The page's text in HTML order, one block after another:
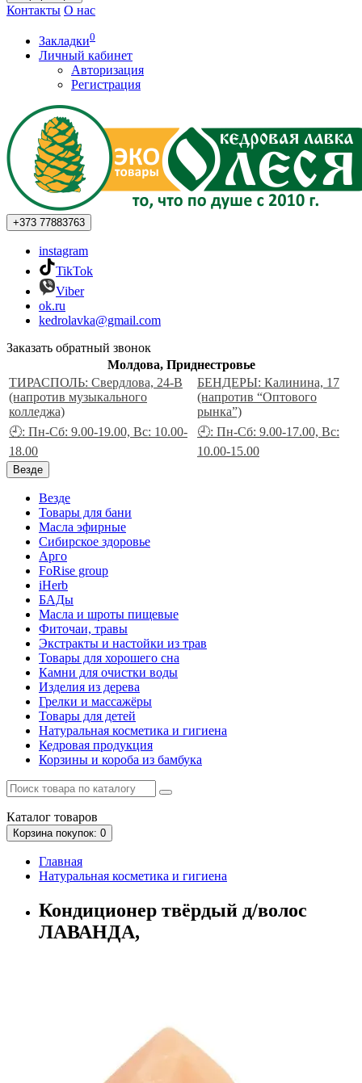
Контакты О нас
Закладки0
Личный кабинет
Авторизация
Регистрация
+373 77883763
instagram
TikTok
Viber
ok.ru
kedrolavka@gmail.com
Заказать обратный звонок
Молдова, Приднестровье
ТИРАСПОЛЬ: Свердлова, 24-В
(напротив музыкального
колледжа)
БЕНДЕРЫ: Калинина, 17
(напротив “Оптового
рынка”)
🕘: Пн-Сб: 9.00-19.00, Вс: 10.00-
18.00
🕘: Пн-Сб: 9.00-17.00, Вс:
10.00-15.00
Везде
Везде
Товары для бани
Масла эфирные
Сибирское здоровье
Арго
FoRise group
iHerb
БАДы
Масла и шроты пищевые
Фиточаи, травы
Экстракты и настойки из трав
Товары для хорошего сна
Камни для очистки воды
Изделия из дерева
Грелки и массажёры
Товары для детей
Натуральная косметика и гигиена
Кедровая продукция
Корзины и короба из бамбука
Каталог товаров
Корзинапокупок: 0
Главная
Натуральная косметика и гигиена
Кондиционер твёрдый д/волос
ЛАВАНДА,